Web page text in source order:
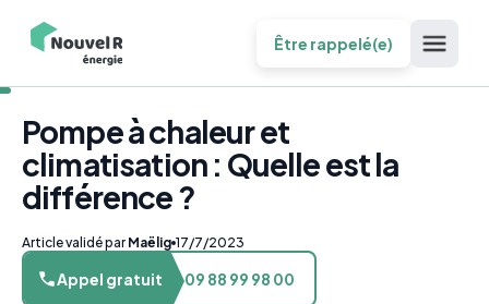
Être rappelé(e)
Pompe à chaleur et
climatisation : Quelle est la
différence ?
Article validé par Maëlig 17/7/2023
Appel gratuit 09 88 99 98 00